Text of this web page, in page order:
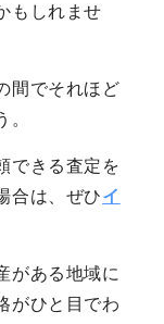
もしれませ
間でそれほど
。
できる査定を
合は、ぜひイ
がある地域に
がひと目でわ